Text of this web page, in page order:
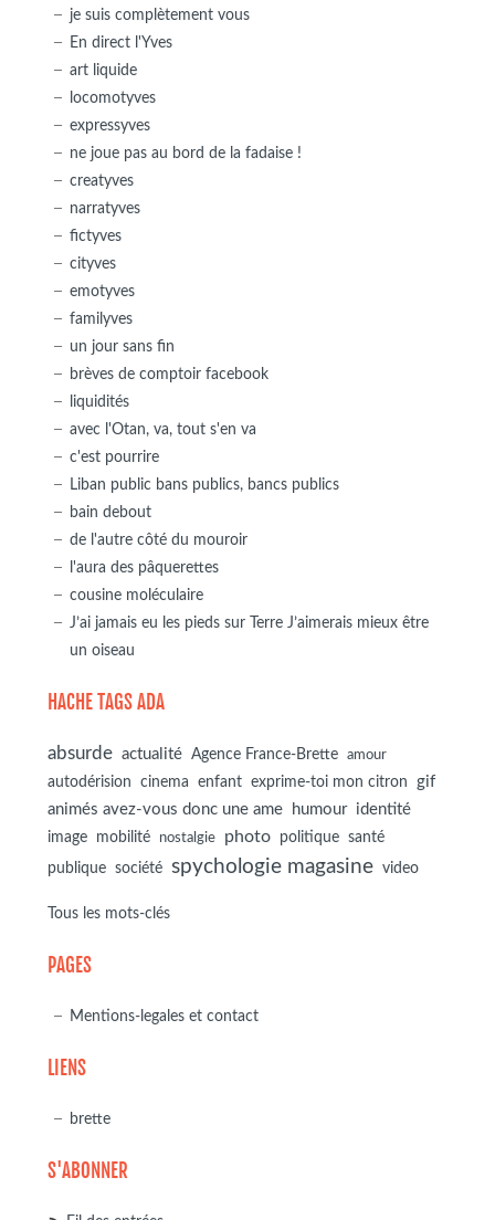
je suis complètement vous
En direct l'Yves
art liquide
locomotyves
expressyves
ne joue pas au bord de la fadaise !
creatyves
narratyves
fictyves
cityves
emotyves
familyves
un jour sans fin
brèves de comptoir facebook
liquidités
avec l'Otan, va, tout s'en va
c'est pourrire
Liban public bans publics, bancs publics
bain debout
de l'autre côté du mouroir
l'aura des pâquerettes
cousine moléculaire
J’ai jamais eu les pieds sur Terre J’aimerais mieux être
un oiseau
HACHE TAGS ADA
absurde actualité Agence France-Brette amour
autodérision cinema enfant exprime-toi mon citron
gif
animés avez-vous donc une ame
humour identité
image mobilité nostalgie photo politique
santé
publique
société spychologie magasine video
Tous les mots-clés
PAGES
Mentions-legales et contact
LIENS
brette
S'ABONNER